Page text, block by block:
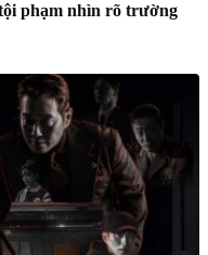
phạm nhìn rõ trường